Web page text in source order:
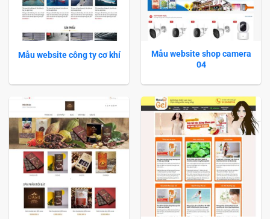
Mẫu website công ty cơ khí
Mẫu website shop camera
04